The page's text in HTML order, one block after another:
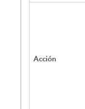
Acción